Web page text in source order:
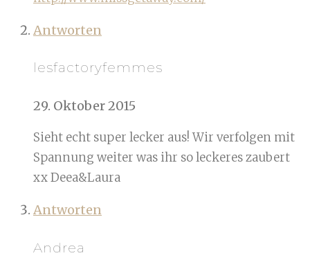
Antworten
lesfactoryfemmes
29. Oktober 2015
Sieht echt super lecker aus! Wir verfolgen mit
Spannung weiter was ihr so leckeres zaubert
xx Deea&Laura
Antworten
Andrea